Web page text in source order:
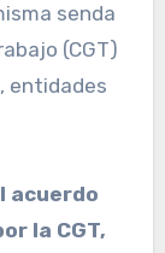
senda
(CGT)
entidades
acuerdo
la CGT,